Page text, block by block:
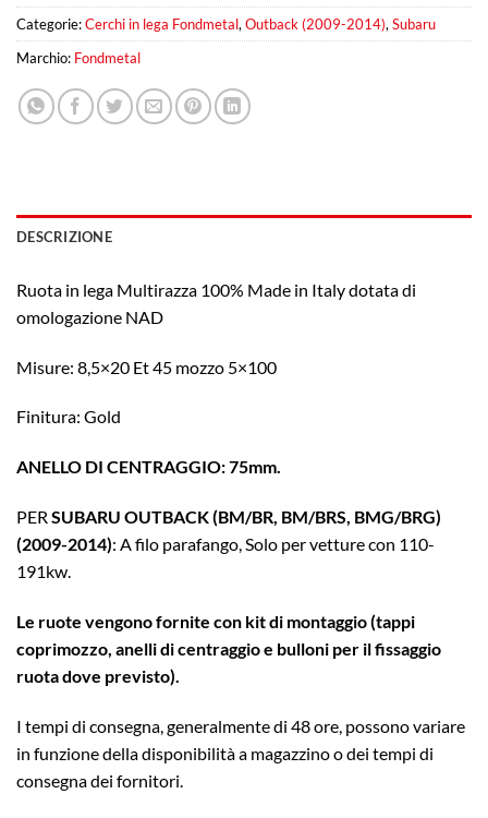
Categorie:Cerchi in lega Fondmetal, Outback (2009-2014), Subaru
Marchio: Fondmetal
DESCRIZIONE
Ruota in lega Multirazza 100% Made in Italy dotata di
omologazione NAD
Misure: 8,5×20 Et 45 mozzo 5×100
Finitura: Gold
ANELLO DI CENTRAGGIO: 75mm.
PER SUBARU OUTBACK (BM/BR, BM/BRS, BMG/BRG)
(2009-2014): A filo parafango, Solo per vetture con 110-
191kw.
Le ruote vengono fornite con kit di montaggio (tappi
coprimozzo, anelli di centraggio e bulloni per il fissaggio
ruota dove previsto).
I tempi di consegna, generalmente di 48 ore, possono variare
in funzione della disponibilità a magazzino o dei tempi di
consegna dei fornitori.